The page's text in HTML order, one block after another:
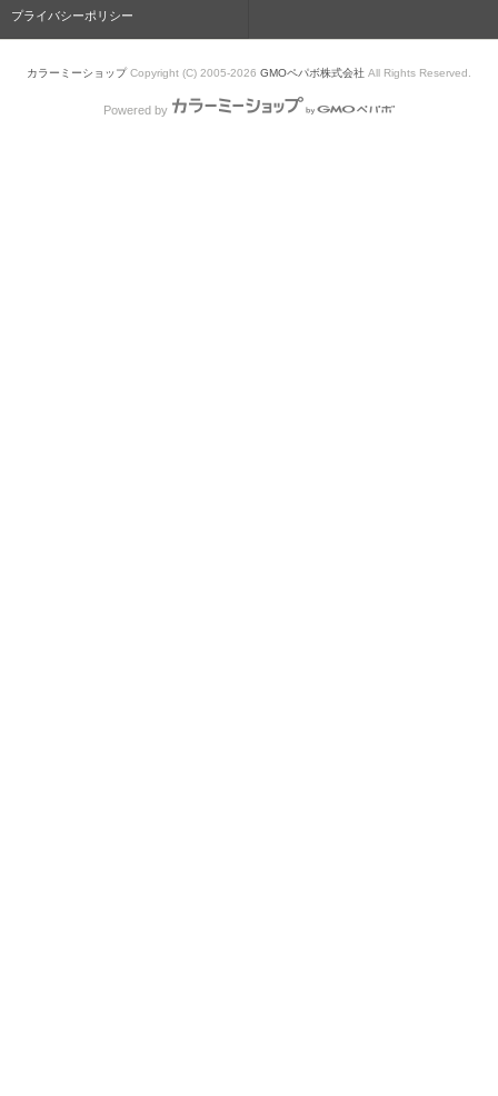
プライバシーポリシー
カラーミーショップ Copyright (C) 2005-2026 GMOペパボ株式会社 All Rights Reserved.
Powered by